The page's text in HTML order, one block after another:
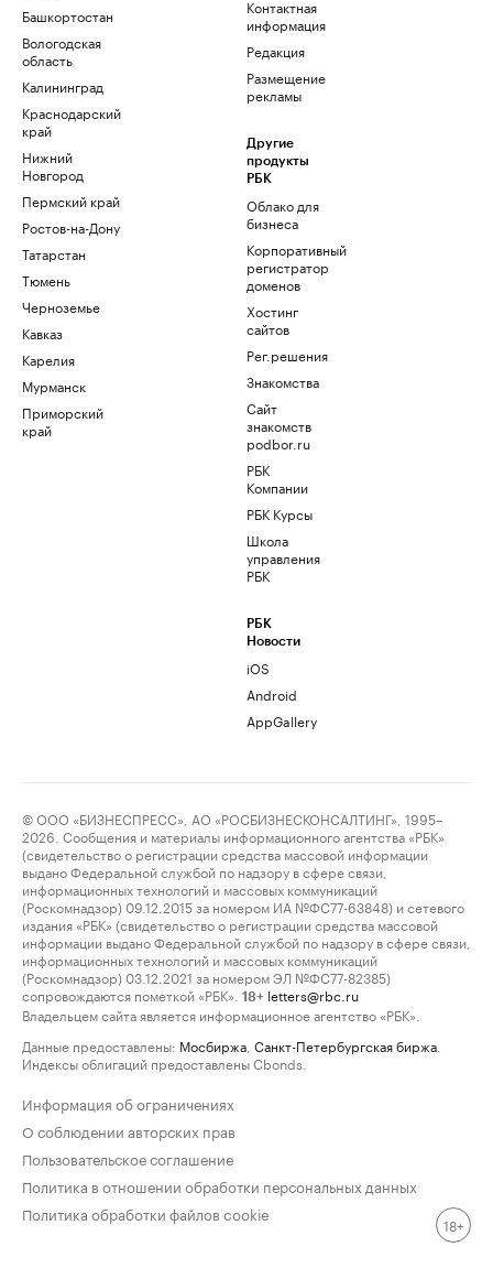
Башкортостан
Вологодская
область
Калининград
Краснодарский
край
Нижний
Новгород
Пермский край
Ростов-на-Дону
Татарстан
Тюмень
Черноземье
Кавказ
Карелия
Мурманск
Приморский
край
Контактная
информация
Редакция
Размещение
рекламы
Другие
продукты
РБК
Облако для
бизнеса
Корпоративный
регистратор
доменов
Хостинг
сайтов
Рег.решения
Знакомства
Сайт
знакомств
podbor.ru
РБК
Компании
РБК Курсы
Школа
управления
РБК
РБК
Новости
iOS
Android
AppGallery
© ООО «БИЗНЕСПРЕСС», АО «РОСБИЗНЕСКОНСАЛТИНГ», 1995–
2026. Сообщения и материалы информационного агентства «РБК»
(свидетельство о регистрации средства массовой информации
выдано Федеральной службой по надзору в сфере связи,
информационных технологий и массовых коммуникаций
(Роскомнадзор) 09.12.2015 за номером ИА №ФС77-63848) и сетевого
издания «РБК» (свидетельство о регистрации средства массовой
информации выдано Федеральной службой по надзору в сфере связи,
информационных технологий и массовых коммуникаций
(Роскомнадзор) 03.12.2021 за номером ЭЛ №ФС77-82385)
сопровождаются пометкой «РБК».
18+ letters@rbc.ru
Владельцем сайта является информационное агентство «РБК».
Данные предоставлены: Мосбиржа Санкт-Петербургская биржа
Индексы облигаций предоставлены Cbonds.
Информация об ограничениях
О соблюдении авторских прав
Пользовательское соглашение
Политика в отношении обработки персональных данных
Политика обработки файлов cookie
18+